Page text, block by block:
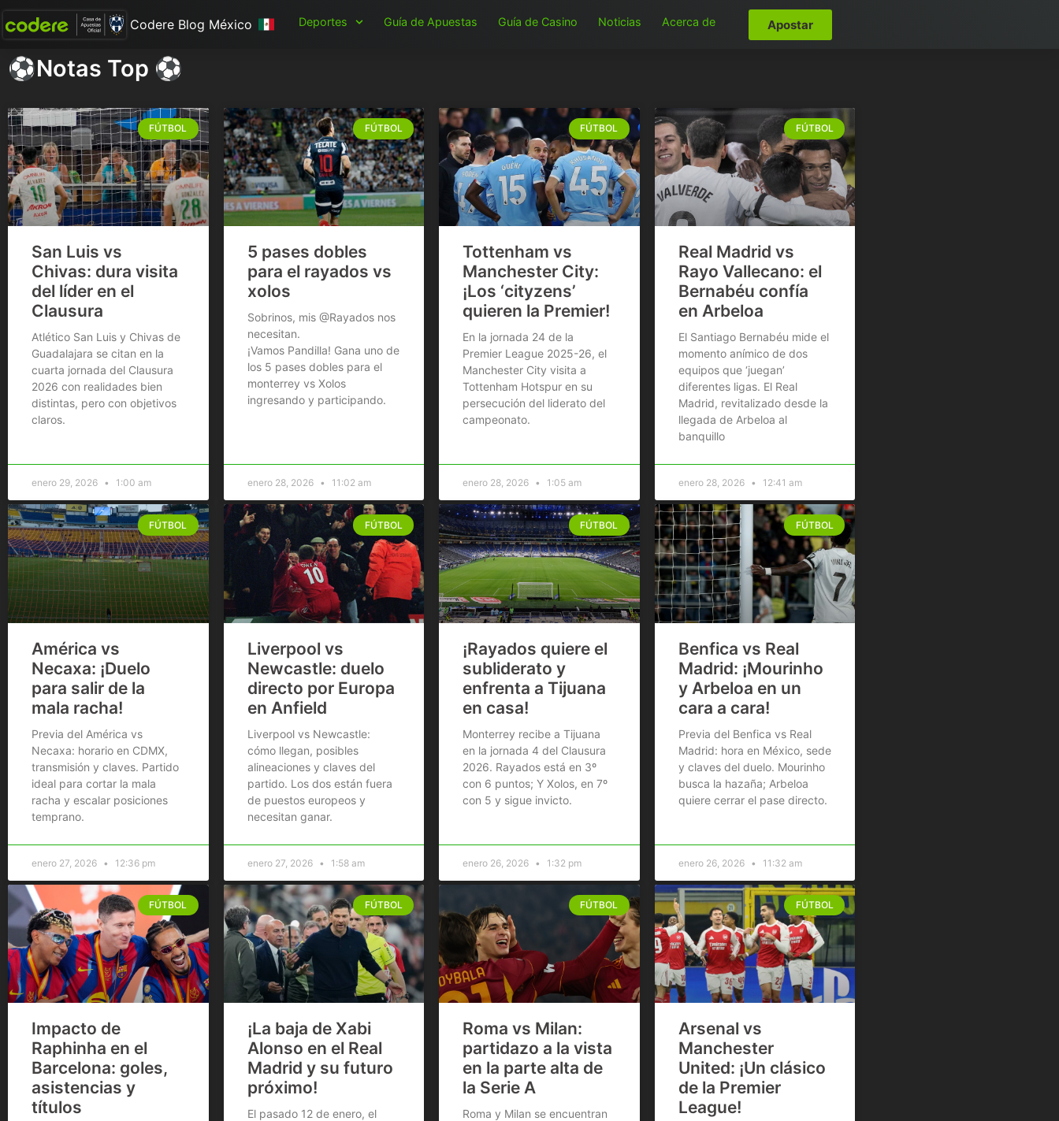
Codere Blog México Deportes Guía de Apuestas Guía de Casino Noticias Acerca de Apostar
⚽Notas Top ⚽
FÚTBOL
San Luis vs
Chivas: dura visita
del líder en el
Clausura
Atlético San Luis y Chivas de
Guadalajara se citan en la
cuarta jornada del Clausura
2026 con realidades bien
distintas, pero con objetivos
claros.
enero 29, 2026 1:00 am
FÚTBOL
5 pases dobles
para el rayados vs
xolos
Sobrinos, mis @Rayados nos
necesitan.
¡Vamos Pandilla! Gana uno de
los 5 pases dobles para el
monterrey vs Xolos
ingresando y participando.
enero 28, 2026 11:02 am
FÚTBOL
Tottenham vs
Manchester City:
¡Los ‘cityzens’
quieren la Premier!
En la jornada 24 de la
Premier League 2025-26, el
Manchester City visita a
Tottenham Hotspur en su
persecución del liderato del
campeonato.
enero 28, 2026 1:05 am
FÚTBOL
Real Madrid vs
Rayo Vallecano: el
Bernabéu confía
en Arbeloa
El Santiago Bernabéu mide el
momento anímico de dos
equipos que ‘juegan’
diferentes ligas. El Real
Madrid, revitalizado desde la
llegada de Arbeloa al
banquillo
enero 28, 2026 12:41 am
FÚTBOL
América vs
Necaxa: ¡Duelo
para salir de la
mala racha!
Previa del América vs
Necaxa: horario en CDMX,
transmisión y claves. Partido
ideal para cortar la mala
racha y escalar posiciones
temprano.
enero 27, 2026 12:36 pm
FÚTBOL
Liverpool vs
Newcastle: duelo
directo por Europa
en Anfield
Liverpool vs Newcastle:
cómo llegan, posibles
alineaciones y claves del
partido. Los dos están fuera
de puestos europeos y
necesitan ganar.
enero 27, 2026 1:58 am
FÚTBOL
¡Rayados quiere el
subliderato y
enfrenta a Tijuana
en casa!
Monterrey recibe a Tijuana
en la jornada 4 del Clausura
2026. Rayados está en 3º
con 6 puntos; Y Xolos, en 7º
con 5 y sigue invicto.
enero 26, 2026 1:32 pm
FÚTBOL
Benfica vs Real
Madrid: ¡Mourinho
y Arbeloa en un
cara a cara!
Previa del Benfica vs Real
Madrid: hora en México, sede
y claves del duelo. Mourinho
busca la hazaña; Arbeloa
quiere cerrar el pase directo.
enero 26, 2026 11:32 am
FÚTBOL
Impacto de
Raphinha en el
Barcelona: goles,
asistencias y
títulos
FÚTBOL
¡La baja de Xabi
Alonso en el Real
Madrid y su futuro
próximo!
El pasado 12 de enero, el
FÚTBOL
Roma vs Milan:
partidazo a la vista
en la parte alta de
la Serie A
Roma y Milan se encuentran
FÚTBOL
Arsenal vs
Manchester
United: ¡Un clásico
de la Premier
League!